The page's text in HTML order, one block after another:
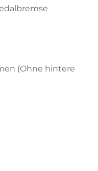
(Ohne hintere